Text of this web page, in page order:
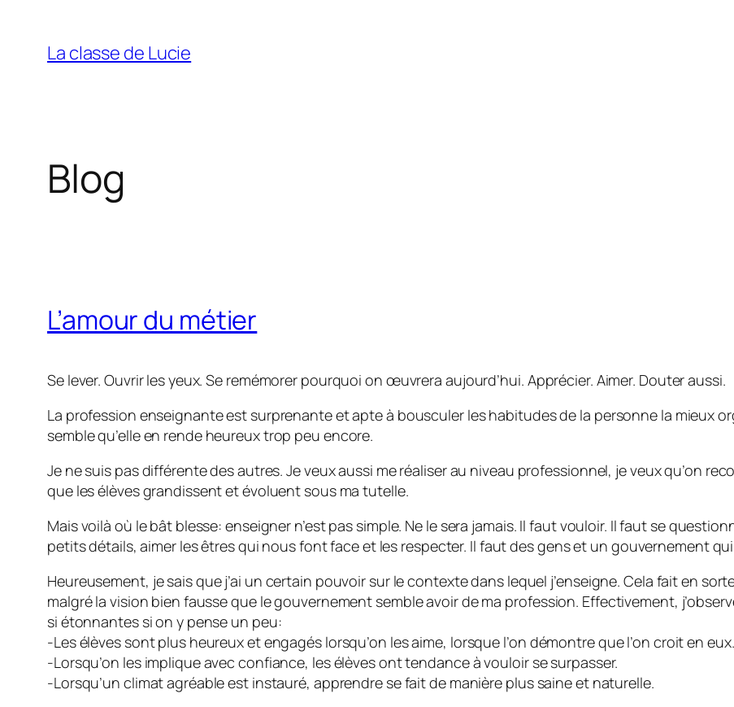
contenu
La classe de Lucie
Blog
L’amour du métier
Se lever. Ouvrir les yeux. Se remémorer pourquoi on œuvrera aujourd’hui. Apprécier. Aimer. Douter aussi.
La profession enseignante est surprenante et apte à bousculer les habitudes de la personne la mieux
semble qu’elle en rende heureux trop peu encore.
Je ne suis pas différente des autres. Je veux aussi me réaliser au niveau professionnel, je veux qu’on
que les élèves grandissent et évoluent sous ma tutelle.
Mais voilà où le bât blesse: enseigner n’est pas simple. Ne le sera jamais. Il faut vouloir. Il faut se
petits détails, aimer les êtres qui nous font face et les respecter. Il faut des gens et un gouvernement
Heureusement, je sais que j’ai un certain pouvoir sur le contexte dans lequel j’enseigne. Cela fait en
malgré la vision bien fausse que le gouvernement semble avoir de ma profession. Effectivement,
si étonnantes si on y pense un peu:
-Les élèves sont plus heureux et engagés lorsqu’on les aime, lorsque l’on démontre que l’on croit en eux.
-Lorsqu’on les implique avec confiance, les élèves ont tendance à vouloir se surpasser.
-Lorsqu’un climat agréable est instauré, apprendre se fait de manière plus saine et naturelle.